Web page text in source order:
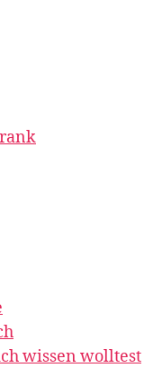
wissen wolltest